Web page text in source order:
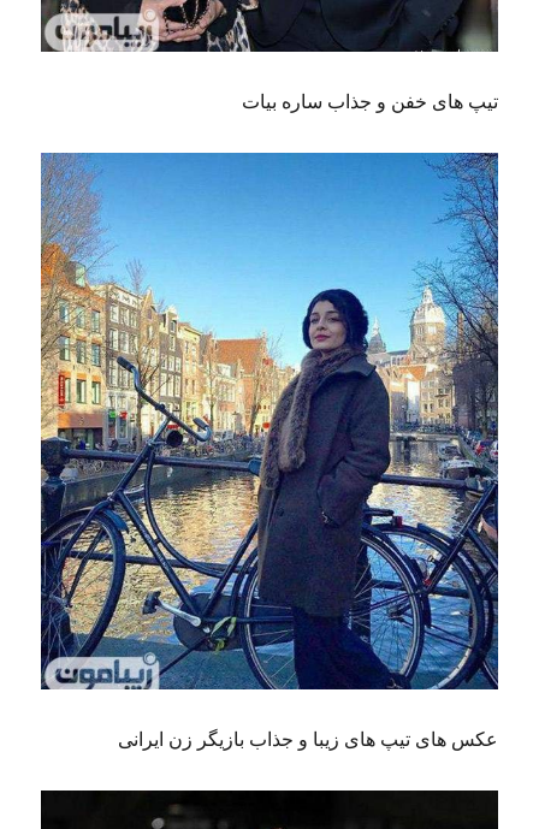
تیپ های خفن و جذاب ساره بیات
عکس های تیپ های زیبا و جذاب بازیگر زن ایرانی